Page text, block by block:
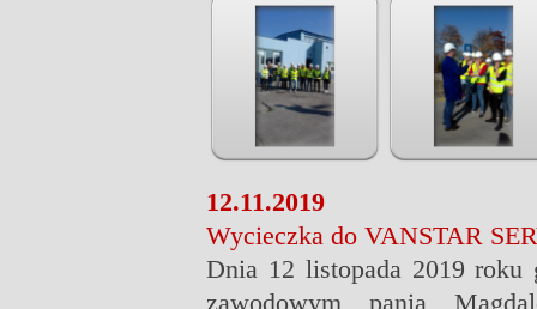
12.11.2019
Wycieczka do VANSTAR
Dnia 12 listopada 2019
zawodowym panią